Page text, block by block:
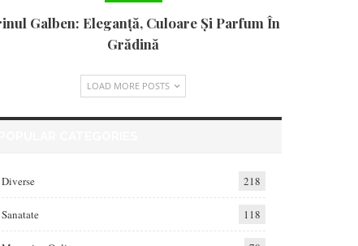
Galben: Eleganță, Culoare Și Parfum În
Grădină
LOAD MORE POSTS
Diverse 218
Sanatate 118